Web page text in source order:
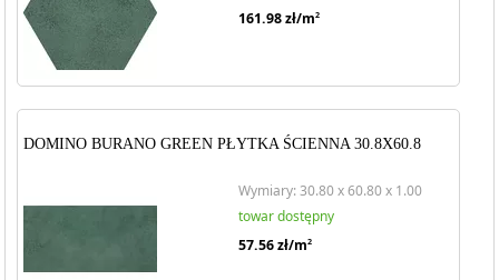
161.98zł/m2
DOMINO BURANO GREEN PŁYTKA ŚCIENNA 30.8X60.8
Wymiary: 30.80 x 60.80 x 1.00
towar dostępny
57.56zł/m2